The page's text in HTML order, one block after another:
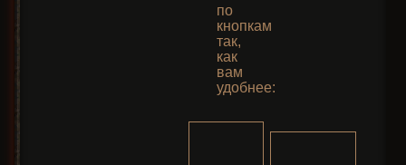
по
кнопкам
так,
как
вам
удобнее: